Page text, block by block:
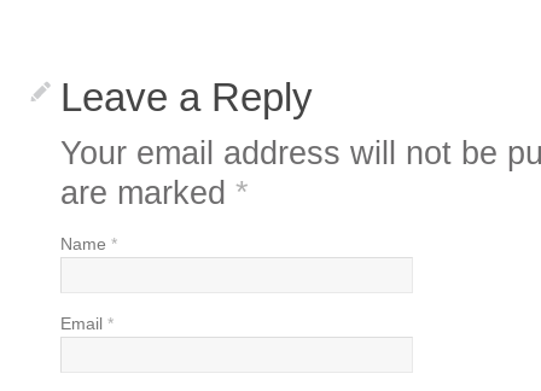
Leave a Reply
Your email address will not be
are marked *
Name *
Email *